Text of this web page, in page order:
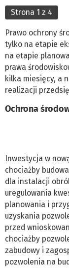
Strona 1 z 4
Prawo ochrony
tylko na etapie
na etapie
prawa
kilka miesięcy, a
realizacji
Ochrona
Inwestycja w
chociażby
dla instalacji
uregulowania
planowania i
uzyskania
przed
chociażby
zabudowy i
pozwolenia na